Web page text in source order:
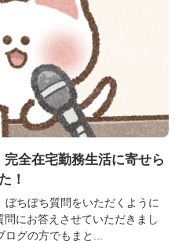
完全在宅勤務生活に寄せら
！
ぼちぼち質問をいただくように
にお答えさせていただきまし
ログの方でもまと...